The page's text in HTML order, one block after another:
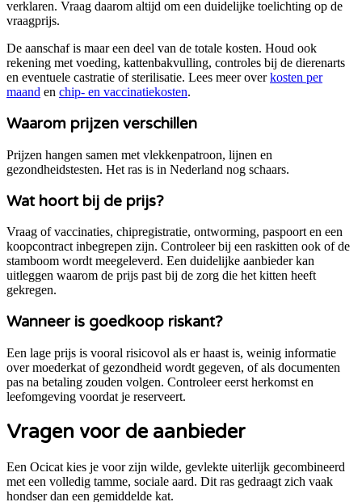
verklaren. Vraag daarom altijd om een duidelijke toelichting op de
vraagprijs.
De aanschaf is maar een deel van de totale kosten. Houd ook
rekening met voeding, kattenbakvulling, controles bij de dierenarts
en eventuele castratie of sterilisatie. Lees meer over kosten per
maand en chip- en vaccinatiekosten.
Waarom prijzen verschillen
Prijzen hangen samen met vlekkenpatroon, lijnen en
gezondheidstesten. Het ras is in Nederland nog schaars.
Wat hoort bij de prijs?
Vraag of vaccinaties, chipregistratie, ontworming, paspoort en een
koopcontract inbegrepen zijn. Controleer bij een raskitten ook of de
stamboom wordt meegeleverd. Een duidelijke aanbieder kan
uitleggen waarom de prijs past bij de zorg die het kitten heeft
gekregen.
Wanneer is goedkoop riskant?
Een lage prijs is vooral risicovol als er haast is, weinig informatie
over moederkat of gezondheid wordt gegeven, of als documenten
pas na betaling zouden volgen. Controleer eerst herkomst en
leefomgeving voordat je reserveert.
Vragen voor de aanbieder
Een Ocicat kies je voor zijn wilde, gevlekte uiterlijk gecombineerd
met een volledig tamme, sociale aard. Dit ras gedraagt zich vaak
hondser dan een gemiddelde kat.